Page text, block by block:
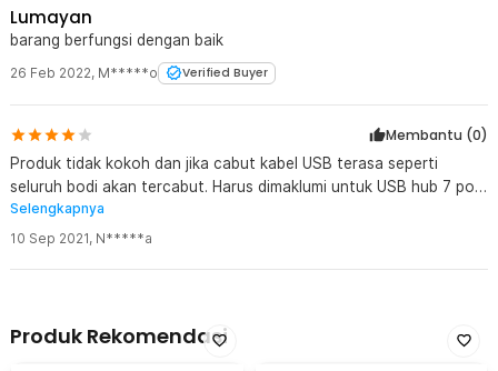
Lumayan
barang berfungsi dengan baik
26 Feb 2022, M*****o Verified Buyer
Membantu (0)
Produk tidak kokoh dan jika cabut kabel USB terasa seperti
seluruh bodi akan tercabut. Harus dimaklumi untuk USB hub 7 port
dengan saklar on/off untuk harga sekian jangan berharap
Sekokoh yang harga 70ribuan. Jadi untuk harga sekian memang
Selengkapnya
10 Sep 2021, N*****a
Produk Rekomendasi